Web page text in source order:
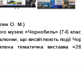
О. М.)
музею «Чорнобиль» (7-Б клас,
що висвітлюють події
тематична виставка